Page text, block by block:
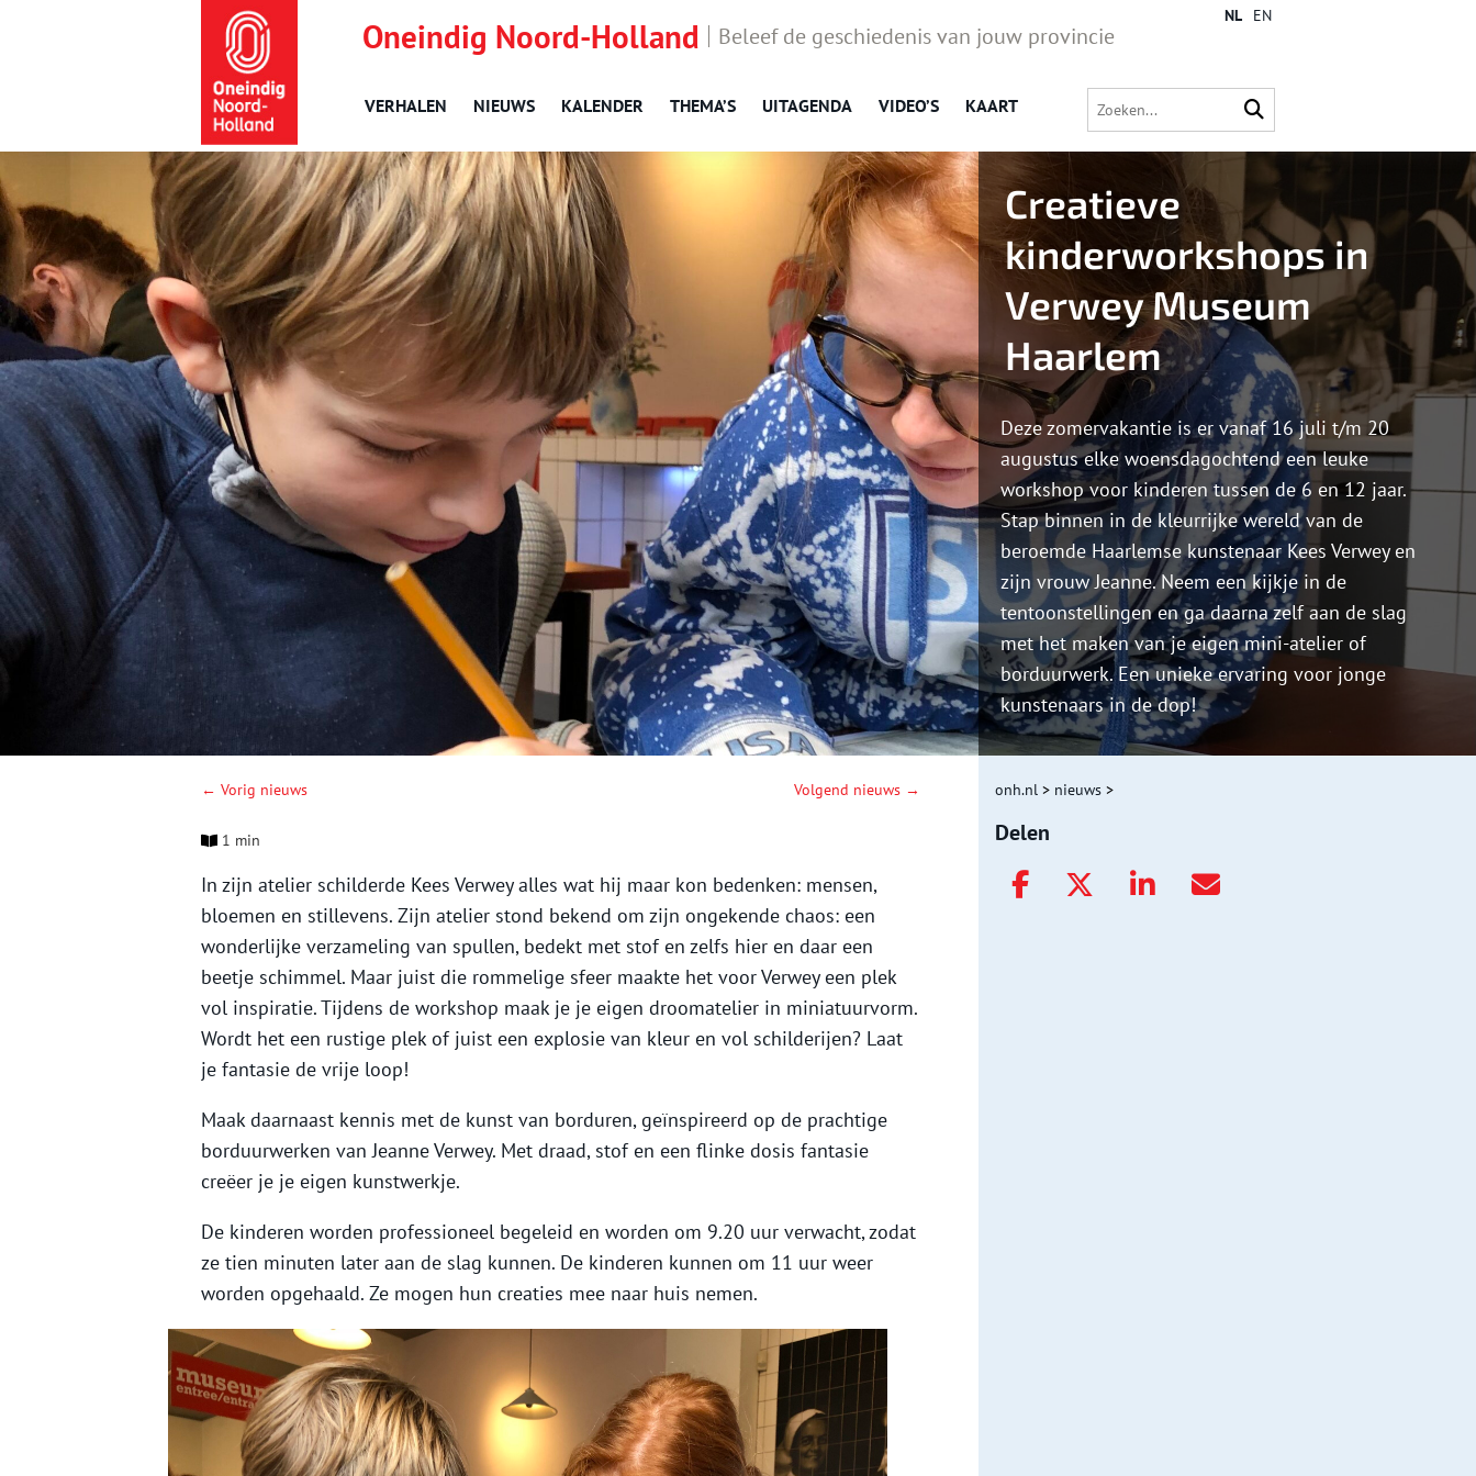
Oneindig Noord-Holland Beleef de geschiedenis van jouw provincie
VERHALEN NIEUWS KALENDER THEMA’S UITAGENDA VIDEO’S KAART
NL EN
Creatieve
kinderworkshops in
Verwey Museum
Haarlem
Deze zomervakantie is er vanaf 16 juli t/m 20
augustus elke woensdagochtend een leuke
workshop voor kinderen tussen de 6 en 12 jaar.
Stap binnen in de kleurrijke wereld van de
beroemde Haarlemse kunstenaar Kees Verwey en
zijn vrouw Jeanne. Neem een kijkje in de
tentoonstellingen en ga daarna zelf aan de slag
met het maken van je eigen mini-atelier of
borduurwerk. Een unieke ervaring voor jonge
kunstenaars in de dop!
← Vorig nieuws Volgend nieuws →
1 min
In zijn atelier schilderde Kees Verwey alles wat hij maar kon bedenken: mensen,
bloemen en stillevens. Zijn atelier stond bekend om zijn ongekende chaos: een
wonderlijke verzameling van spullen, bedekt met stof en zelfs hier en daar een
beetje schimmel. Maar juist die rommelige sfeer maakte het voor Verwey een plek
vol inspiratie. Tijdens de workshop maak je je eigen droomatelier in miniatuurvorm.
Wordt het een rustige plek of juist een explosie van kleur en vol schilderijen? Laat
je fantasie de vrije loop!
Maak daarnaast kennis met de kunst van borduren, geïnspireerd op de prachtige
borduurwerken van Jeanne Verwey. Met draad, stof en een flinke dosis fantasie
creëer je je eigen kunstwerkje.
De kinderen worden professioneel begeleid en worden om 9.20 uur verwacht, zodat
ze tien minuten later aan de slag kunnen. De kinderen kunnen om 11 uur weer
worden opgehaald. Ze mogen hun creaties mee naar huis nemen.
onh.nl > nieuws >
Delen